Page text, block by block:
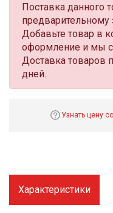
Поставка данного
предварительному
Добавьте товар в
оформление и мы
Доставка товаров
дней.
Узнать цену
Характеристики